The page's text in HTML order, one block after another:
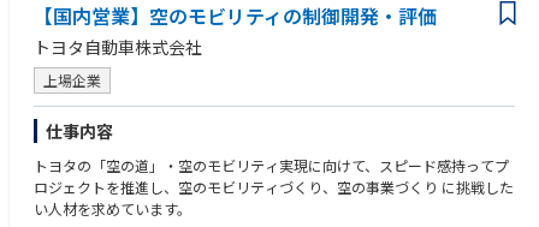
メーカーからも評価を受けており、半導体エッチング装置において世界N
o.1のマーケットシェアを持っています。当社を世界トップクラスの企業
へと導いたもの、それは、お客様のニーズにマッチしたソリューションを
提供できる「最先端の技術力」に加えて、ボーダレスに連携するチームワ
ークです。多様な文化やバックグラウンドを持った社員がお互いのアイデ
アや意見を尊重し、チームとしてひとつの目標を目指す事で、数々の最先
端技術やイノベーションを生み出してきました。日本の半導体メーカーの
要求に応えるために、日本国内のエンジニアだけでなく、アメリカ本社や
他の拠点のエンジニアとチームを組む、あるいは日本のエンジニアが他の
拠点のプロジェクトに参加することもあります。
2) 機械または電気の業務経験をお持ちの方
3) Management及び Project管理能力尚可
4) 会社の経営方針等を理解し、実践できる方
5) ラム装置の知識をお持ちの方尚可
6) 部署・年齢など壁なく積極的に国内(社内外)及び海外とコミュニケーシ
ョンをとれる方
7) 英語コミュニケーションスキル（目安TOEIC 500点以上）
8) お互いを尊重するチームワークを持つ方
9) ⾃分から積極的に⾏動できる方
10) 取引先との問い合わせや折衝、手続き、納品の受け入れなどの業務経
【国内営業】空のモビリティの制御開発・評価
トヨタ自動車株式会社
上場企業
仕事内容
トヨタの「空の道」・空のモビリティ実現に向けて、スピード感持ってプ
ロジェクトを推進し、空のモビリティづくり、空の事業づくり に挑戦した
い人材を求めています。